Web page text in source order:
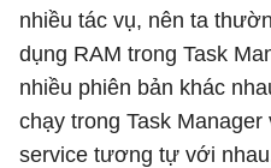
nhiều tác vụ, nên ta
dụng RAM trong Task
nhiều phiên bản khác
chạy trong Task
service tương tự với